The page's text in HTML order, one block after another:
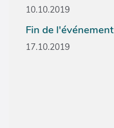
10.10.2019
Fin de l'événement
17.10.2019